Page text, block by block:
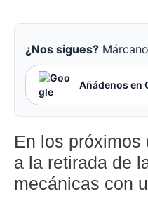
¿Nos sigues?
Añádenos en
En los
a la retirada de
mecánicas con